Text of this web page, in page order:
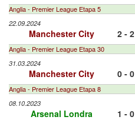
Anglia - Premier League Etapa 5
22.09.2024
Manchester City 2 - 2
Anglia - Premier League Etapa 30
31.03.2024
Manchester City 0 - 0
Anglia - Premier League Etapa 8
08.10.2023
Arsenal Londra 1 - 0